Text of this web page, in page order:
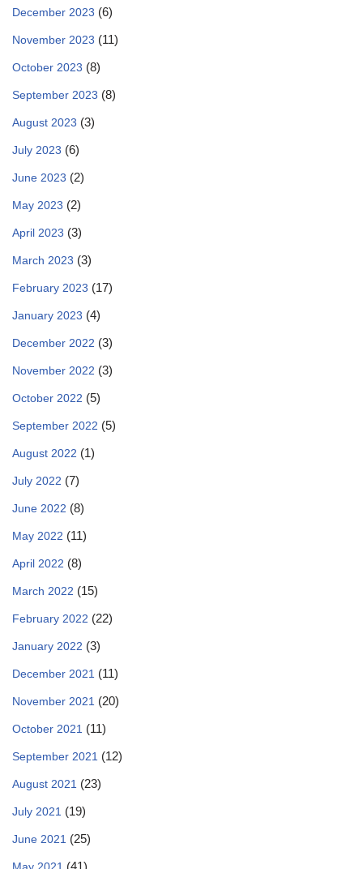
December 2023 (6)
November 2023 (11)
October 2023 (8)
September 2023 (8)
August 2023 (3)
July 2023 (6)
June 2023 (2)
May 2023 (2)
April 2023 (3)
March 2023 (3)
February 2023 (17)
January 2023 (4)
December 2022 (3)
November 2022 (3)
October 2022 (5)
September 2022 (5)
August 2022 (1)
July 2022 (7)
June 2022 (8)
May 2022 (11)
April 2022 (8)
March 2022 (15)
February 2022 (22)
January 2022 (3)
December 2021 (11)
November 2021 (20)
October 2021 (11)
September 2021 (12)
August 2021 (23)
July 2021 (19)
June 2021 (25)
(41)